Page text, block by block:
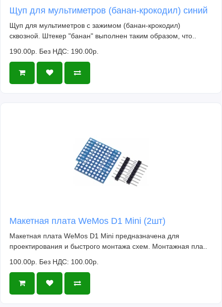
Щуп для мультиметров (банан-крокодил) синий
Щуп для мультиметров с зажимом (банан-крокодил)
сквозной. Штекер "банан" выполнен таким образом, что..
190.00р. Без НДС: 190.00р.
Макетная плата WeMos D1 Mini (2шт)
Макетная плата WeMos D1 Mini предназначена для
проектирования и быстрого монтажа схем. Монтажная пла..
100.00р. Без НДС: 100.00р.